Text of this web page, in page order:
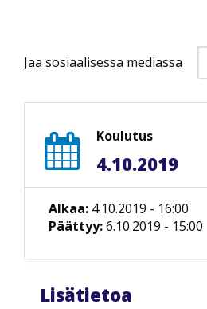
Koulutus
4.10.2019
Alkaa: 4.10.2019 - 16:00
Päättyy:6.10.2019 - 15:00
Lisätietoa
Jaa sosiaalisessa mediassa